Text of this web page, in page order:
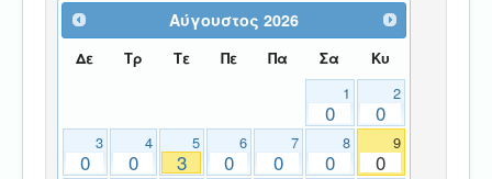
Αύγουστος 2026
Δε Τρ Τε Πε Πα Σα Κυ
1
0
2
0
3
0
4
0
5
3
6
0
7
0
8
0
9
0